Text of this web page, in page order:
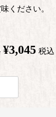
ください。
¥3,045 税込